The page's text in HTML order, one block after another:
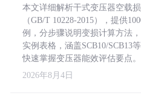
本文详细解析干式变压器空载
（GB/T 10228-2015），提供
例，分步骤说明变损计算方法
实例表格，涵盖SCB10/SCB13
快速掌握变压器能效评估要点。
2026年8月4日